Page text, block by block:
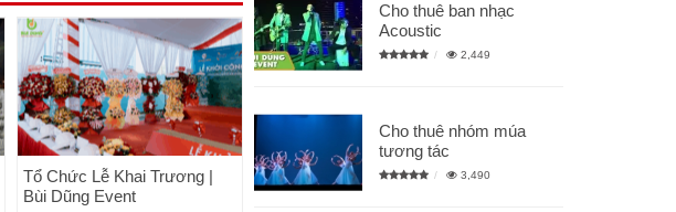
Tổ Chức Lễ Khai Trương |
Bùi Dũng Event
Cho thuê ban nhạc
Acoustic
2,449
Cho thuê nhóm múa
tương tác
3,490